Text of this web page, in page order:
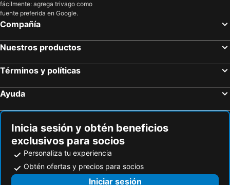
fácilmente: agrega trivago como
fuente preferida en Google.
Compañía
Nuestros productos
Términos y políticas
Ayuda
Inicia sesión y obtén beneficios
exclusivos para socios
Personaliza tu experiencia
Obtén ofertas y precios para socios
Iniciar sesión